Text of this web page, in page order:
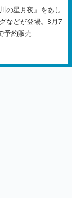
の星月夜』をあし
などが登場。8月7
予約販売